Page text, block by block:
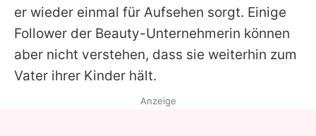
er wieder einmal für Aufsehen sorgt. Einige
Follower der Beauty-Unternehmerin können
aber nicht verstehen, dass sie weiterhin zum
Vater ihrer Kinder hält.
Anzeige